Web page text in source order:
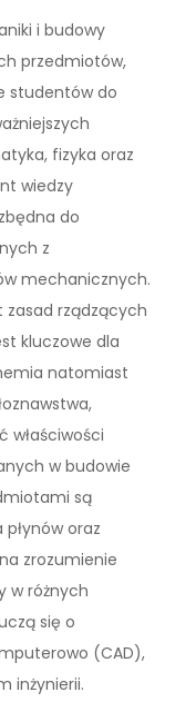
i budowy
przedmiotów,
studentów do
fizyka oraz
wiedzy
do
z
mechanicznych.
zasad rządzących
kluczowe dla
natomiast
właściwości
w budowie
są
oraz
zrozumienie
w różnych
się o
(CAD),
inżynierii.